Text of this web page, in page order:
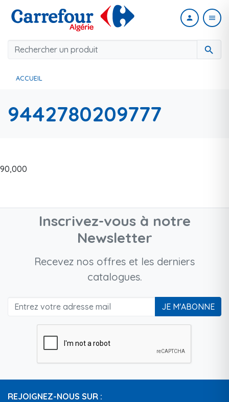
search
person menu
ACCUEIL
9442780209777
90,000
Inscrivez-vous à notre
Newsletter
Recevez nos offres et les derniers
catalogues.
JE M'ABONNE
REJOIGNEZ-NOUS SUR :